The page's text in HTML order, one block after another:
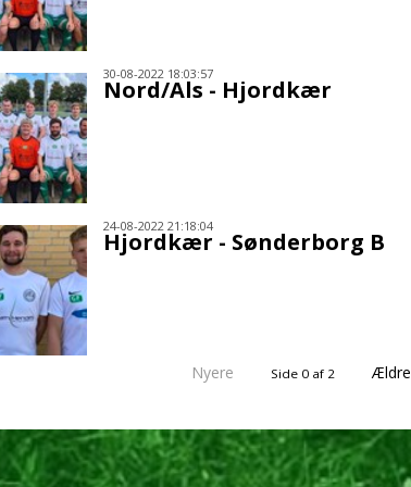
30-08-2022 18:03:57
Nord/Als - Hjordkær
24-08-2022 21:18:04
Hjordkær - Sønderborg B
Nyere Side 0 af 2 Ældre